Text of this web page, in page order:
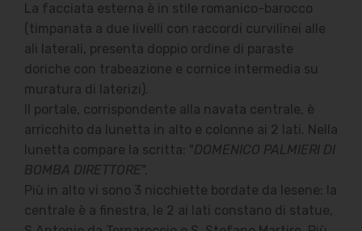
La facciata esterna è in stile romanico-barocco
(timpanata a due livelli con raccordi curvilinei alle
ali laterali, presenta doppio ordine di paraste
doriche con trabeazione e cornice intermedia su
muratura di laterizi).
Il portale, corrispondente alla navata centrale, è
arricchito da lunetta in alto e colonne ai 2 lati. Nella
lunetta compare la scritta: "DOMENICO PALMIERI DI
BOMBA DIRETTORE".
Più in alto vi sono 3 nicchiette bordate da lesene: la
centrale è a finestra, le 2 ai lati constano di statue,